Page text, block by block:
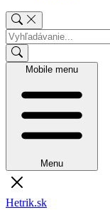
Mobile menu
Menu
Hetrik.sk